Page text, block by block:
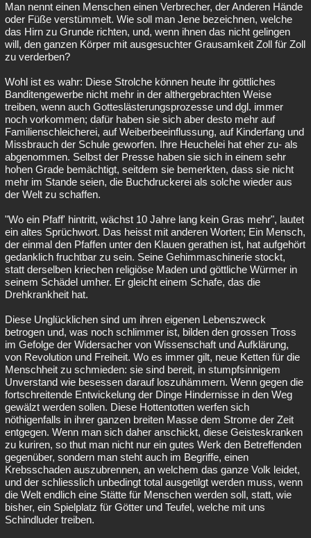
Man nennt einen Menschen einen Verbrecher, der Anderen Hände
oder Füße verstümmelt. Wie soll man Jene bezeichnen, welche
das Hirn zu Grunde richten, und, wenn ihnen das nicht gelingen
will, den ganzen Körper mit ausgesuchter Grausamkeit Zoll für Zoll
zu verderben?
Wohl ist es wahr: Diese Strolche können heute ihr göttliches
Banditengewerbe nicht mehr in der althergebrachten Weise
treiben, wenn auch Gotteslästerungsprozesse und dgl. immer
noch vorkommen; dafür haben sie sich aber desto mehr auf
Familienschleicherei, auf Weiberbeeinflussung, auf Kinderfang und
Missbrauch der Schule geworfen. Ihre Heuchelei hat eher zu- als
abgenommen. Selbst der Presse haben sie sich in einem sehr
hohen Grade bemächtigt, seitdem sie bemerkten, dass sie nicht
mehr im Stande seien, die Buchdruckerei als solche wieder aus
der Welt zu schaffen.
"Wo ein Pfaff' hintritt, wächst 10 Jahre lang kein Gras mehr", lautet
ein altes Sprüchwort. Das heisst mit anderen Worten; Ein Mensch,
der einmal den Pfaffen unter den Klauen gerathen ist, hat aufgehört
gedanklich fruchtbar zu sein. Seine Gehimmaschinerie stockt,
statt derselben kriechen religiöse Maden und göttliche Würmer in
seinem Schädel umher. Er gleicht einem Schafe, das die
Drehkrankheit hat.
Diese Unglücklichen sind um ihren eigenen Lebenszweck
betrogen und, was noch schlimmer ist, bilden den grossen Tross
im Gefolge der Widersacher von Wissenschaft und Aufklärung,
von Revolution und Freiheit. Wo es immer gilt, neue Ketten für die
Menschheit zu schmieden: sie sind bereit, in stumpfsinnigem
Unverstand wie besessen darauf loszuhämmern. Wenn gegen die
fortschreitende Entwickelung der Dinge Hindernisse in den Weg
gewälzt werden sollen. Diese Hottentotten werfen sich
nöthigenfalls in ihrer ganzen breiten Masse dem Strome der Zeit
entgegen. Wenn man sich daher anschickt, diese Geisteskranken
zu kuriren, so thut man nicht nur ein gutes Werk den Betreffenden
gegenüber, sondern man steht auch im Begriffe, einen
Krebsschaden auszubrennen, an welchem das ganze Volk leidet,
und der schliesslich unbedingt total ausgetilgt werden muss, wenn
die Welt endlich eine Stätte für Menschen werden soll, statt, wie
bisher, ein Spielplatz für Götter und Teufel, welche mit uns
Schindluder treiben.